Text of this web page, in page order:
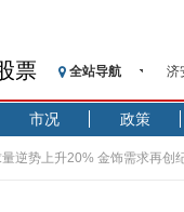
票 全站导航
济
市况 政策
逆势上升20% 金饰需求再创